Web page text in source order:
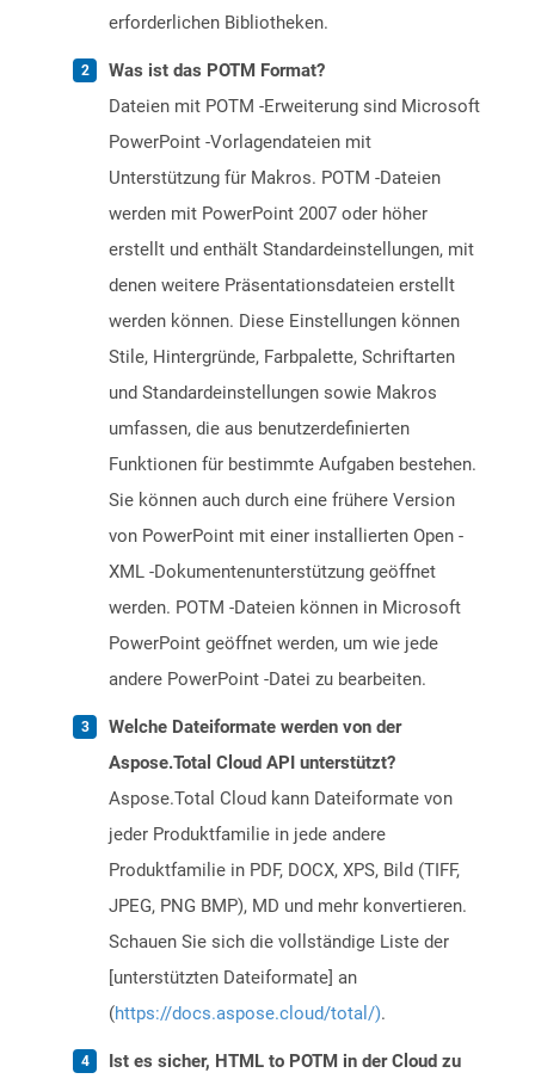
erforderlichen Bibliotheken.
Was ist das POTM Format?
Dateien mit POTM -Erweiterung sind Microsoft
PowerPoint -Vorlagendateien mit
Unterstützung für Makros. POTM -Dateien
werden mit PowerPoint 2007 oder höher
erstellt und enthält Standardeinstellungen, mit
denen weitere Präsentationsdateien erstellt
werden können. Diese Einstellungen können
Stile, Hintergründe, Farbpalette, Schriftarten
und Standardeinstellungen sowie Makros
umfassen, die aus benutzerdefinierten
Funktionen für bestimmte Aufgaben bestehen.
Sie können auch durch eine frühere Version
von PowerPoint mit einer installierten Open -
XML -Dokumentenunterstützung geöffnet
werden. POTM -Dateien können in Microsoft
PowerPoint geöffnet werden, um wie jede
andere PowerPoint -Datei zu bearbeiten.
Welche Dateiformate werden von der
Aspose.Total Cloud API unterstützt?
Aspose.Total Cloud kann Dateiformate von
jeder Produktfamilie in jede andere
Produktfamilie in PDF, DOCX, XPS, Bild (TIFF,
JPEG, PNG BMP), MD und mehr konvertieren.
Schauen Sie sich die vollständige Liste der
[unterstützten Dateiformate] an
(https://docs.aspose.cloud/total/).
Ist es sicher, HTML to POTM in der Cloud zu